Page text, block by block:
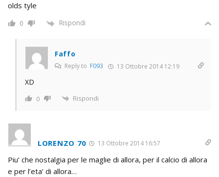
olds tyle
0 Rispondi
Faffo
Reply to F093 13 Ottobre 2014 12:19
XD
0 Rispondi
LORENZO 70 13 Ottobre 2014 16:57
Piu’ che nostalgia per le maglie di allora, per il calcio di allora
e per l’eta’ di allora…